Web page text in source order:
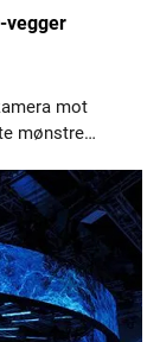
vegger
mot
mønstre